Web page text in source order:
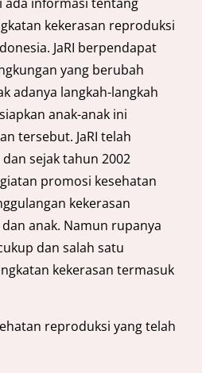
kekerasan reproduksi
JaRI berpendapat
yang berubah
adanya langkah-langkah
anak-anak ini
tersebut. JaRI telah
sejak tahun 2002
promosi kesehatan
kekerasan
anak. Namun rupanya
dan salah satu
kekerasan termasuk
reproduksi yang telah